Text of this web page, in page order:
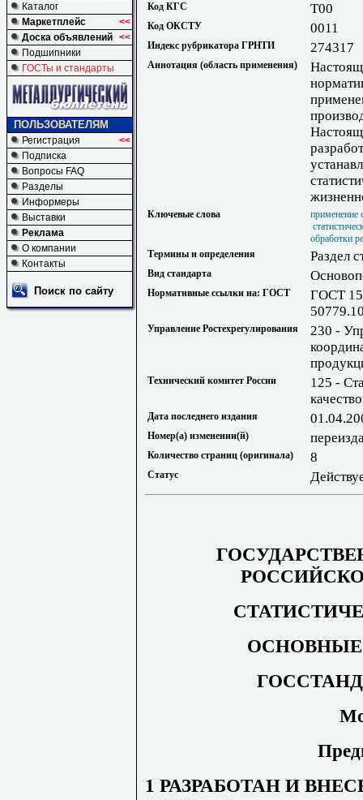
Каталог
Маркетплейс
<<
Доска объявлений <<
Подшипники
ГОСТы и стандарты
ПОЛЬЗОВАТЕЛЯМ
Регистрация
<<
Подписка
Вопросы FAQ
Разделы
Информеры
Выставки
Реклама
О компании
Контакты
Поиск по сайту
Код КГС Т00
Код ОКСТУ 0011
Индекс рубрикатора ГРНТИ 274317
Аннотация (область применения)
Ключевые слова
применение
обработки
Термины и определения
Раздел
Вид стандарта
Нормативные ссылки на: ГОСТ
ГОСТ
Управление Ростехрегулирования
230 -
Технический комитет России
125 -
Дата последнего издания
Номер(а) изменении(й)
Количество страниц (оригинала) 8
Статус
1 РАЗРАБОТАН И